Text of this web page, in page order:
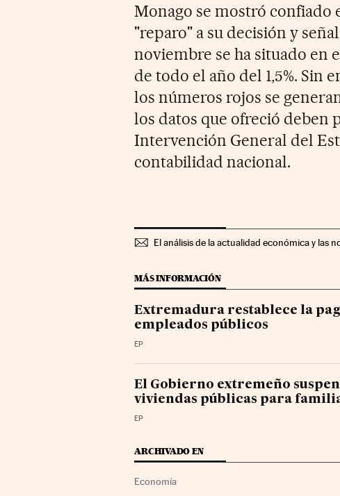
Monago se mostró confiado
"reparo" a su decisión y
noviembre se ha situado en
de todo el año del 1,5%. Sin
los números rojos se
los datos que ofreció deben
Intervención General del
contabilidad nacional.
El análisis de la actualidad económica y las
MÁS INFORMACIÓN
Extremadura restablece la
empleados públicos
EP
El Gobierno extremeño
viviendas públicas para
EP
ARCHIVADO EN
Economía